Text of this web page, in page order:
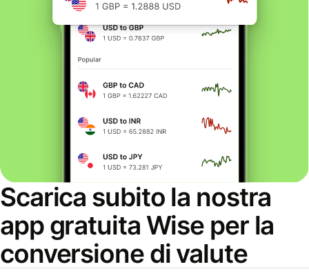
Scarica subito la nostra
app gratuita Wise per la
conversione di valute